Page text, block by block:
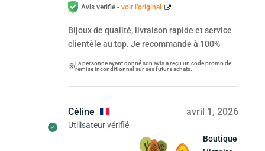
Avis vérifié - voir l’original
Bijoux de qualité, livraison rapide et service
clientèle au top. Je recommande à 100%
La personne ayant donné son avis a reçu un code promo de
remise inconditionnel sur ses futurs achats.
Céline
Utilisateur vérifié
avril 1, 2026
Boutique